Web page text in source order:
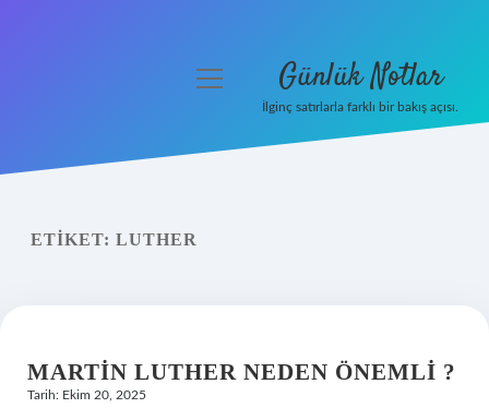
Yasal Uyarı
menüyü
Günlük Notlar
İlginç satırlarla farklı bir bakış açısı.
ETIKET: LUTHER
MARTIN LUTHER NEDEN ÖNEMLI ?
Tarih: Ekim 20, 2025